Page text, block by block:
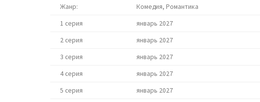
Жанр:
Комедия, Романтика
1 серия
январь 2027
2 серия
январь 2027
3 серия
январь 2027
4 серия
январь 2027
5 серия
январь 2027